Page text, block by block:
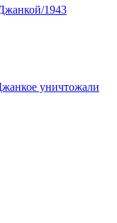
1943
уничтожали